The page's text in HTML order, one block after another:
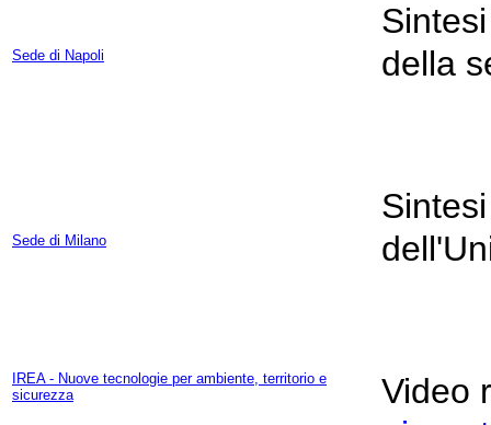
Sede di Napoli
della
Sede di Milano
IREA - Nuove tecnologie per ambiente, territorio e
sicurezza
Video